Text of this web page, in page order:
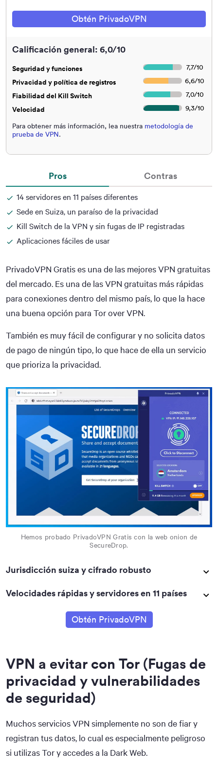
Obtén PrivadoVPN
Calificación general: 6,0/10
Seguridad y funciones 7,7/10
Privacidad y política de registros
6,6/10
Fiabilidad del Kill Switch
7,0/10
Velocidad
9,3/10
Para obtener más información, lea nuestra metodología de
prueba de VPN.
Pros
14 servidores en 11 países diferentes
Sede en Suiza, un paraíso de la privacidad
Kill Switch de la VPN y sin fugas de IP registradas
Aplicaciones fáciles de usar
Contras
PrivadoVPN Gratis es una de las mejores VPN gratuitas
del mercado. Es una de las VPN gratuitas más rápidas
para conexiones dentro del mismo país, lo que la hace
una buena opción para Tor over VPN.
También es muy fácil de configurar y no solicita datos
de pago de ningún tipo, lo que hace de ella un servicio
que prioriza la privacidad.
Hemos probado PrivadoVPN Gratis con la web onion de
SecureDrop.
Jurisdicción suiza y cifrado robusto
Velocidades rápidas y servidores en 11 países
Obtén PrivadoVPN
VPN a evitar con Tor (Fugas de
privacidad y vulnerabilidades
de seguridad)
Muchos servicios VPN simplemente no son de fiar y
registran tus datos, lo cual es especialmente peligroso
si utilizas Tor y accedes a la Dark Web.